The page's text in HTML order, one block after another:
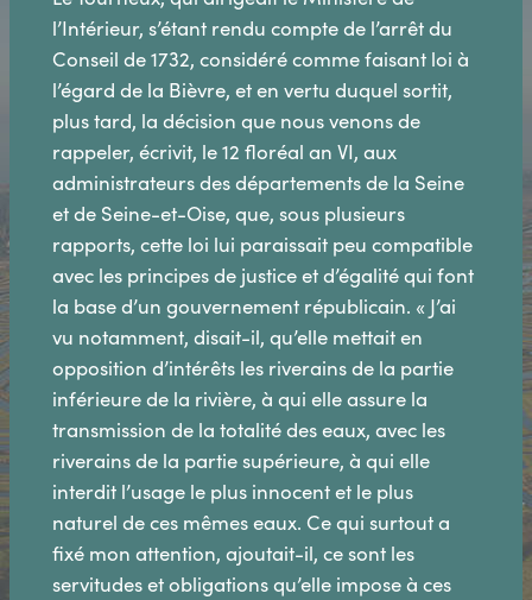
l’Intérieur, s’étant rendu compte de l’arrêt du
Conseil de 1732, considéré comme faisant loi à
l’égard de la Bièvre, et en vertu duquel sortit,
plus tard, la décision que nous venons de
rappeler, écrivit, le 12 floréal an VI, aux
administrateurs des départements de la Seine
et de Seine-et-Oise, que, sous plusieurs
rapports, cette loi lui paraissait peu compatible
avec les principes de justice et d’égalité qui font
la base d’un gouvernement républicain. « J’ai
vu notamment, disait-il, qu’elle mettait en
opposition d’intérêts les riverains de la partie
inférieure de la rivière, à qui elle assure la
transmission de la totalité des eaux, avec les
riverains de la partie supérieure, à qui elle
interdit l’usage le plus innocent et le plus
naturel de ces mêmes eaux. Ce qui surtout a
fixé mon attention, ajoutait-il, ce sont les
servitudes et obligations qu’elle impose à ces